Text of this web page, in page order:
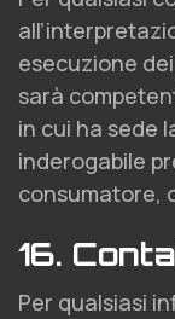
esecuzione
sarà
in cui ha sede
inderogabile
consumatore,
16.
Per qualsiasi